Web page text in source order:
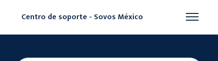
Centro de soporte - Sovos México
Abrir/